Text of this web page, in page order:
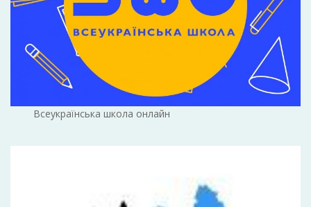
Всеукраїнська школа онлайн